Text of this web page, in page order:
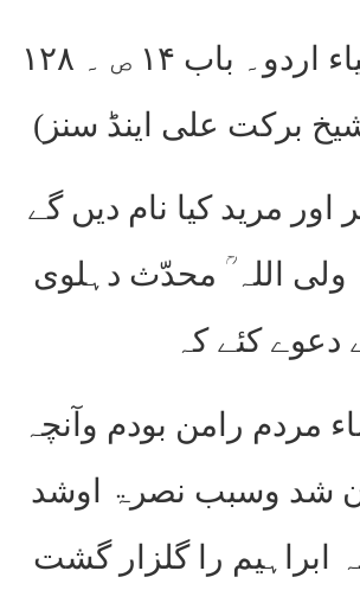
(تذکرۃ الاولیاء اردو۔ باب ۱۴ ص ۔ ۱۲۸
برکت علی اینڈ سنز)
اور مرید کیا نام دیں گے
اللہ ؒ محدّث دہلوی
دعوے کئے کہ
مردم رامن بودم وآنچہ
شد وسبب نصرۃ اوشد
ابراہیم را گلزار گشت